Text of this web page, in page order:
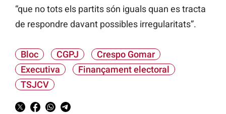
“que no tots els partits són iguals quan es tracta
de respondre davant possibles irregularitats”.
Bloc CGPJ
Crespo Gomar
Executiva
Finançament electoral
TSJCV